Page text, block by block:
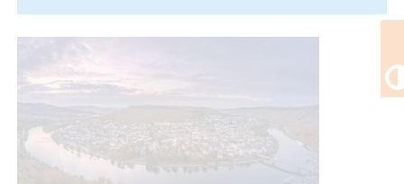
marcará y te encantará.